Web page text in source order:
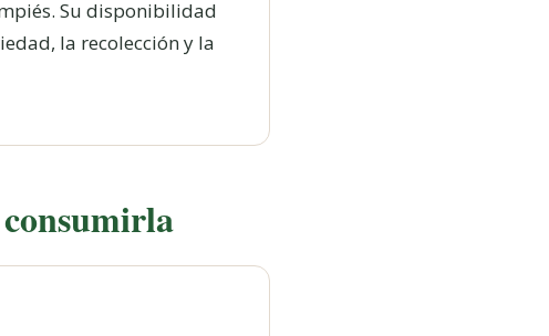
Su disponibilidad
la recolección y la